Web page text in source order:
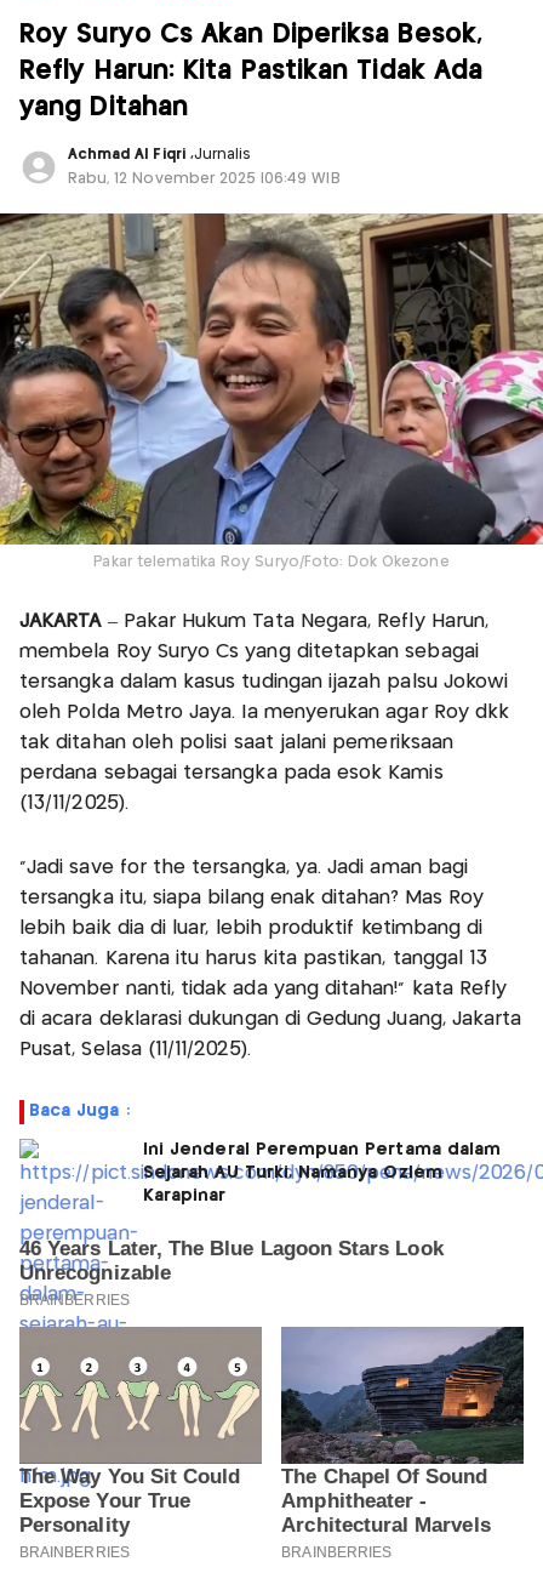
Roy Suryo Cs Akan Diperiksa Besok,
Refly Harun: Kita Pastikan Tidak Ada
yang Ditahan
Achmad Al Fiqri ,Jurnalis
Rabu, 12 November 2025 |06:49 WIB
Pakar telematika Roy Suryo/Foto: Dok Okezone
JAKARTA– Pakar Hukum Tata Negara, Refly Harun,
membela Roy Suryo Cs yang ditetapkan sebagai
tersangka dalam kasus tudingan ijazah palsu Jokowi
oleh Polda Metro Jaya. Ia menyerukan agar Roy dkk
tak ditahan oleh polisi saat jalani pemeriksaan
perdana sebagai tersangka pada esok Kamis
(13/11/2025).
"Jadi save for the tersangka, ya. Jadi aman bagi
tersangka itu, siapa bilang enak ditahan? Mas Roy
lebih baik dia di luar, lebih produktif ketimbang di
tahanan. Karena itu harus kita pastikan, tanggal 13
November nanti, tidak ada yang ditahan!" kata Refly
di acara deklarasi dukungan di Gedung Juang, Jakarta
Pusat, Selasa (11/11/2025).
Baca Juga :
Ini Jenderal Perempuan Pertama dalam
Sejarah AU Turki, Namanya Ozlem
Karapinar